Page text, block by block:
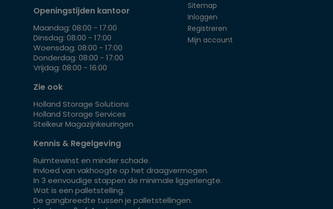
Openingstijden kantoor
Maandag: 08:00 - 17:00
Dinsdag: 08:00 - 17:00
Woensdag: 08:00 - 17:00
Donderdag: 08:00 - 17:00
Vrijdag: 08:00 - 16:00
Zie ook
Holland Storage Solutions
Holland Storage Services
Stelkeur Magazijnkeuringen
Sitemap
Inloggen
Registreren
Mijn account
Kennis & Regelgeving
Ruimtewinst en minder schade.
Invloed van vakhoogte op het draagvermogen.
In 3 eenvoudige stappen de minimale liggerlengte.
Wat is een palletstelling.
De gangbreedte tussen je palletstellingen.